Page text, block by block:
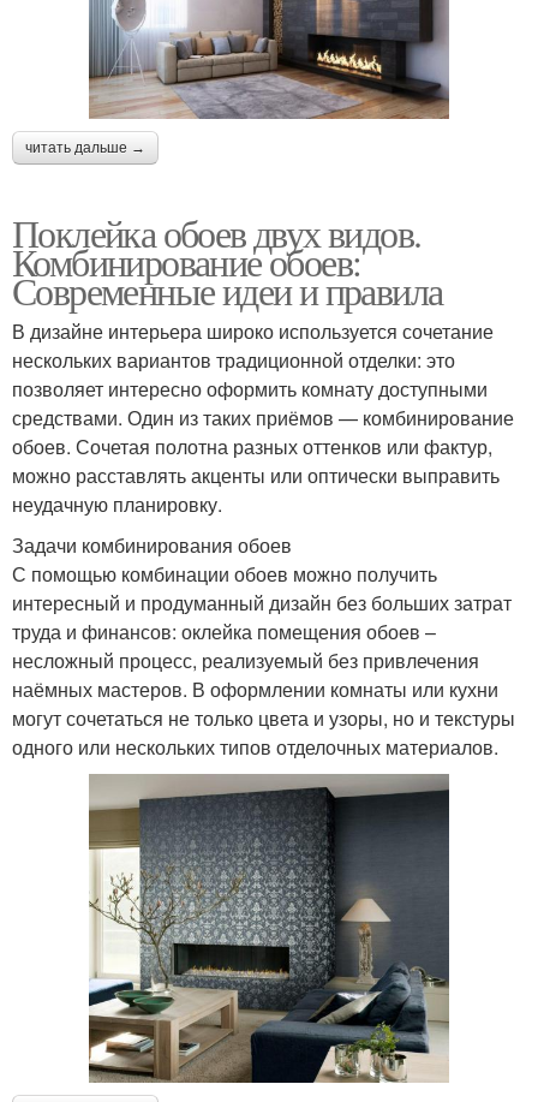
читать дальше →
Поклейка обоев двух видов.
Комбинирование обоев:
Современные идеи и правила
В дизайне интерьера широко используется сочетание
нескольких вариантов традиционной отделки: это
позволяет интересно оформить комнату доступными
средствами. Один из таких приёмов — комбинирование
обоев. Сочетая полотна разных оттенков или фактур,
можно расставлять акценты или оптически выправить
неудачную планировку.
Задачи комбинирования обоев
С помощью комбинации обоев можно получить
интересный и продуманный дизайн без больших затрат
труда и финансов: оклейка помещения обоев –
несложный процесс, реализуемый без привлечения
наёмных мастеров. В оформлении комнаты или кухни
могут сочетаться не только цвета и узоры, но и текстуры
одного или нескольких типов отделочных материалов.